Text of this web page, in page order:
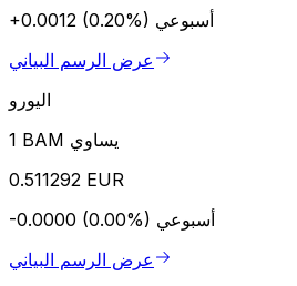
+0.0012 (0.20%) أسبوعي
عرض الرسم البياني
اليورو
1 BAM يساوي
0.511292 EUR
-0.0000 (0.00%) أسبوعي
عرض الرسم البياني